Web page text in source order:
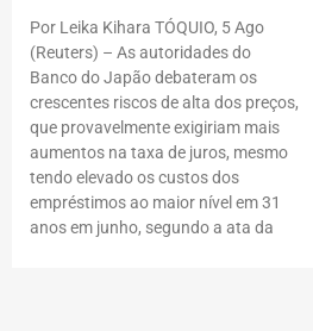
Por Leika Kihara TÓQUIO, 5 Ago
(Reuters) – As autoridades do
Banco do Japão debateram os
crescentes riscos de alta dos preços,
que provavelmente exigiriam mais
aumentos na taxa de juros, mesmo
tendo elevado os custos dos
empréstimos ao maior nível em 31
anos em junho, segundo a ata da